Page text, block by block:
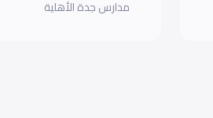
مدارس جدة الأهلية